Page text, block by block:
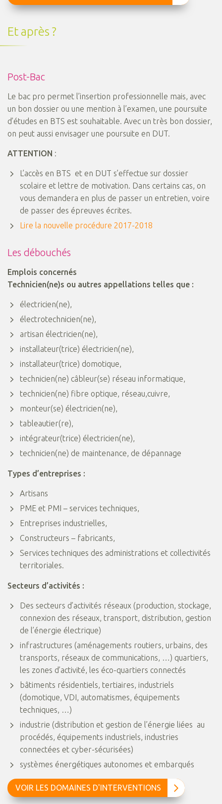
Et après ?
Post-Bac
Le bac pro permet l’insertion professionnelle mais, avec
un bon dossier ou une mention à l’examen, une poursuite
d’études en BTS est souhaitable. Avec un très bon dossier,
on peut aussi envisager une poursuite en DUT.
ATTENTION :
L’accès en BTS et en DUT s’effectue sur dossier
scolaire et lettre de motivation. Dans certains cas, on
vous demandera en plus de passer un entretien, voire
de passer des épreuves écrites.
Lire la nouvelle procédure 2017-2018
Les débouchés
Emplois concernés
Technicien(ne)s ou autres appellations telles que :
électricien(ne),
électrotechnicien(ne),
artisan électricien(ne),
installateur(trice) électricien(ne),
installateur(trice) domotique,
technicien(ne) câbleur(se) réseau informatique,
technicien(ne) fibre optique, réseau,cuivre,
monteur(se) électricien(ne),
tableautier(re),
intégrateur(trice) électricien(ne),
technicien(ne) de maintenance, de dépannage
Types d’entreprises :
Artisans
PME et PMI – services techniques,
Entreprises industrielles,
Constructeurs – fabricants,
Services techniques des administrations et collectivités
territoriales.
Secteurs d’activités :
Des secteurs d’activités réseaux (production, stockage,
connexion des réseaux, transport, distribution, gestion
de l’énergie électrique)
infrastructures (aménagements routiers, urbains, des
transports, réseaux de communications, …) quartiers,
les zones d’activité, les éco-quartiers connectés
bâtiments résidentiels, tertiaires, industriels
(domotique, VDI, automatismes, équipements
techniques, …)
industrie (distribution et gestion de l’énergie liées au
procédés, équipements industriels, industries
connectées et cyber-sécurisées)
systèmes énergétiques autonomes et embarqués
VOIR LES DOMAINES D'INTERVENTIONS